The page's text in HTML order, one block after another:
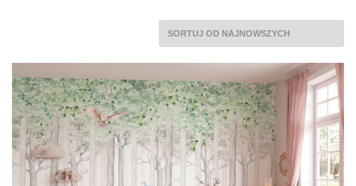
NAJNOWSZYCH